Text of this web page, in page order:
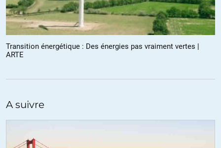
Il faut arrêter de croire a la puissance du guignol béchamel qui
aurait « déclenché », la guerre de Lybie.
Cet imposteur est juste un ego gigantesque qui a compris qu’il vaut
mieux être d’abord riche pour devenir célèbre.
youyou
ah c’est de la béchamel? J’avais toujours pensé que c’était de la
Transition énergétique : Des énergies pas vraiment vertes |
ARTE
A suivre